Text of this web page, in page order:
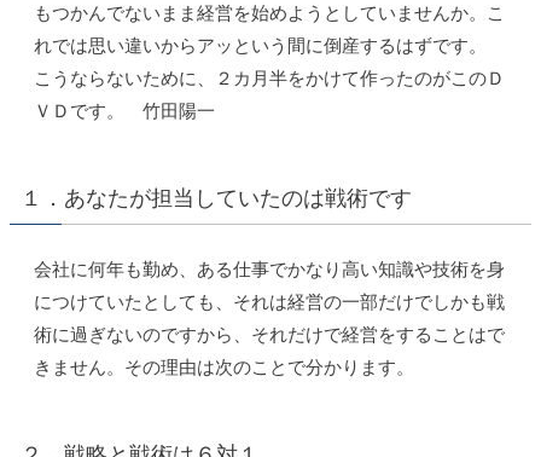
もつかんでないまま経営を始めようとしていませんか。こ
れでは思い違いからアッという間に倒産するはずです。
こうならないために、２カ月半をかけて作ったのがこのＤ
ＶＤです。 竹田陽一
１．あなたが担当していたのは戦術です
会社に何年も勤め、ある仕事でかなり高い知識や技術を身
につけていたとしても、それは経営の一部だけでしかも戦
術に過ぎないのですから、それだけで経営をすることはで
きません。その理由は次のことで分かります。